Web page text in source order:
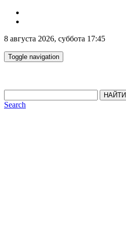
8 августа 2026, суббота 17:45
Toggle navigation
НАЙТИ
Search